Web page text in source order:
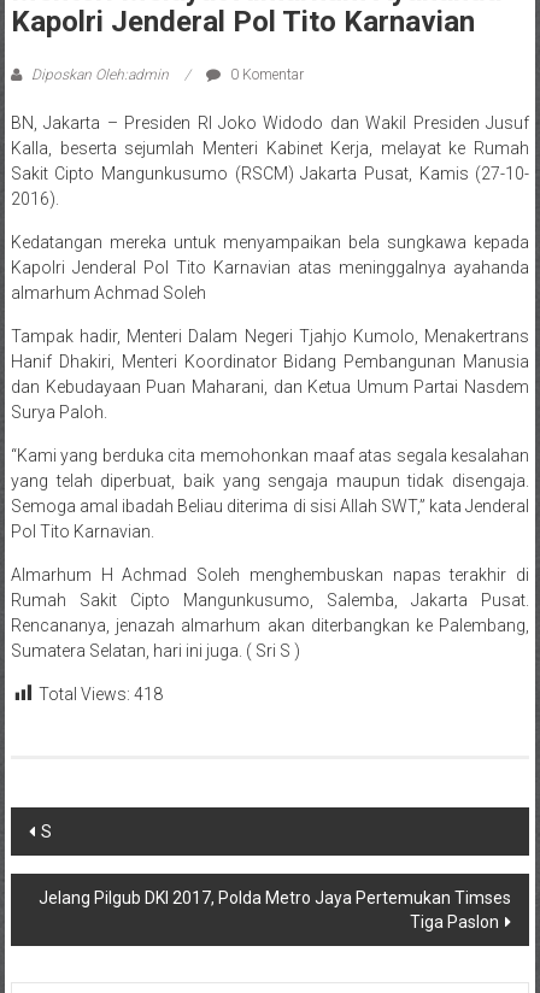
Kapolri Jenderal Pol Tito Karnavian
Diposkan Oleh:admin 0 Komentar
BN, Jakarta – Presiden RI Joko Widodo dan Wakil Presiden Jusuf
Kalla, beserta sejumlah Menteri Kabinet Kerja, melayat ke Rumah
Sakit Cipto Mangunkusumo (RSCM) Jakarta Pusat, Kamis (27-10-
2016).
Kedatangan mereka untuk menyampaikan bela sungkawa kepada
Kapolri Jenderal Pol Tito Karnavian atas meninggalnya ayahanda
almarhum Achmad Soleh
Tampak hadir, Menteri Dalam Negeri Tjahjo Kumolo, Menakertrans
Hanif Dhakiri, Menteri Koordinator Bidang Pembangunan Manusia
dan Kebudayaan Puan Maharani, dan Ketua Umum Partai Nasdem
Surya Paloh.
“Kami yang berduka cita memohonkan maaf atas segala kesalahan
yang telah diperbuat, baik yang sengaja maupun tidak disengaja.
Semoga amal ibadah Beliau diterima di sisi Allah SWT,” kata Jenderal
Pol Tito Karnavian.
Almarhum H Achmad Soleh menghembuskan napas terakhir di
Rumah Sakit Cipto Mangunkusumo, Salemba, Jakarta Pusat.
Rencananya, jenazah almarhum akan diterbangkan ke Palembang,
Sumatera Selatan, hari ini juga. ( Sri S )
Total Views: 418
Navigasi
pos
S
Jelang Pilgub DKI 2017, Polda Metro Jaya Pertemukan Timses
Tiga Paslon